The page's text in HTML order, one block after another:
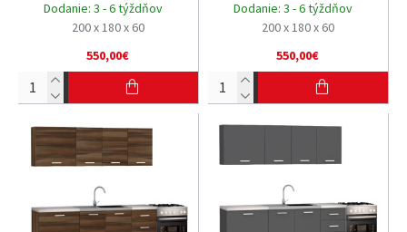
Dodanie: 3 - 6 týždňov
200 x 180 x 60
550,00€
Dodanie: 3 - 6 týždňov
200 x 180 x 60
550,00€